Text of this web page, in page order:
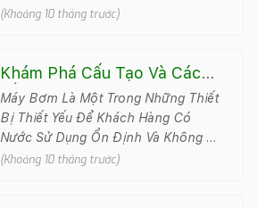
Dễ Hư Hỏng; Khi Áp Suất Quá Thấp,
(Khoảng 10 tháng trước)
Khám Phá Cấu Tạo Và Cách
Lắp Đặt Máy Bơm Nước
Chuẩn Kỹ Thuật
Máy Bơm Là Một Trong Những Thiết
Bị Thiết Yếu Để Khách Hàng Có
Nước Sử Dụng Ổn Định Và Không Bị
Gián Đoạn. Tuy Nhiên Việc Chọn
(Khoảng 10 tháng trước)